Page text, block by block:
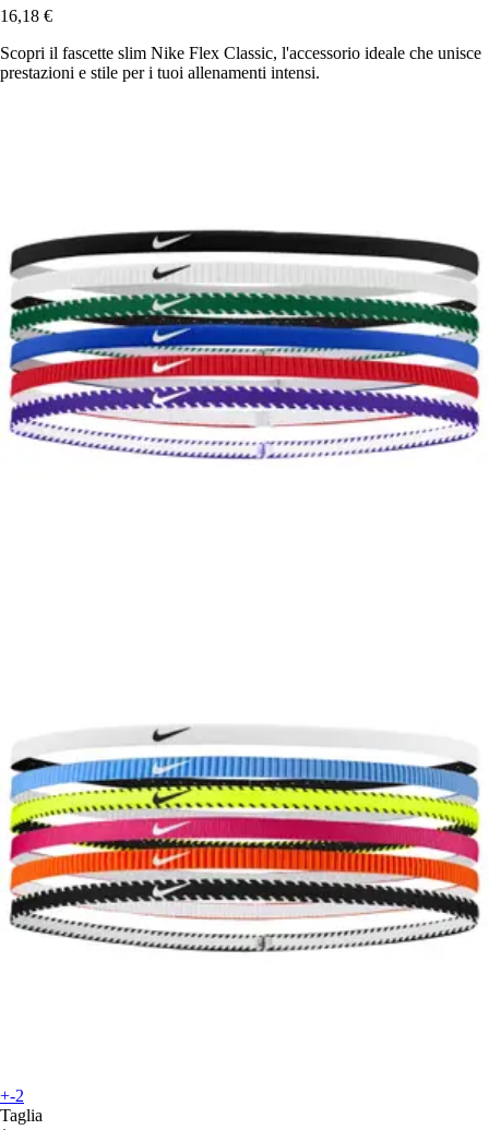
16,18 €
Scopri il fascette slim Nike Flex Classic, l'accessorio ideale che unisce
prestazioni e stile per i tuoi allenamenti intensi.
+-2
Taglia